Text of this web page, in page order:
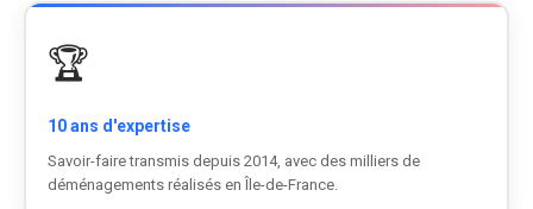
🏆
10 ans d'expertise
Savoir-faire transmis depuis 2014, avec des milliers de
déménagements réalisés en Île-de-France.